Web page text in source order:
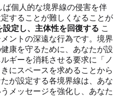
個人的な境界線の侵害を伴
することが難しくなることが
設定し、主体性を回復する こ
ントの深遠な行為です。境界
康を守るために、あなたが設
ギーを消耗させる要求に「ノ
にスペースを求めることから
が設定する各境界線は、あな
メッセージを強化し、あなた